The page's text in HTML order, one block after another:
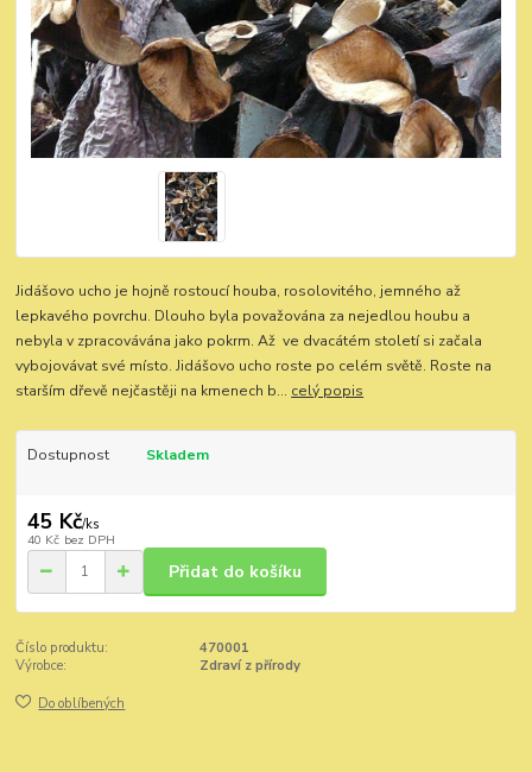
Jidášovo ucho je hojně rostoucí houba, rosolovitého, jemného až
lepkavého povrchu. Dlouho byla považována za nejedlou houbu a
nebyla v zpracovávána jako pokrm. Až ve dvacátém století si začala
vybojovávat své místo. Jidášovo ucho roste po celém světě. Roste na
starším dřevě nejčastěji na kmenech b... celý popis
Dostupnost Skladem
45 Kč/ks
40 Kč bez DPH
Přidat do košíku
Číslo produktu:
470001
Výrobce:
Zdraví z přírody
Do oblíbených